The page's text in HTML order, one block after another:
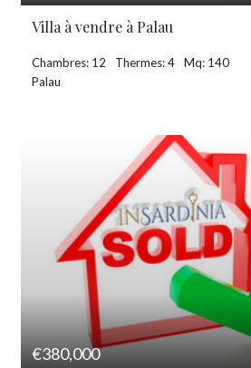
Villa à vendre à Palau
Chambres: 12 Thermes: 4
Mq: 140
Palau
€380,000